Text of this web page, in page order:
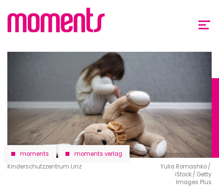
zum
moments
moments verlag
Kinderschutzzentrum Linz
Yulia Romashko /
iStock / Getty
Images Plus